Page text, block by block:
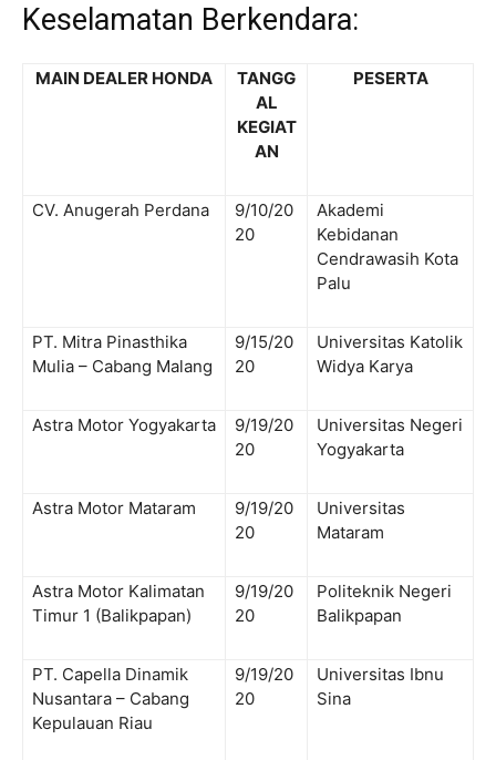
Keselamatan Berkendara:
MAIN DEALER HONDA
TANGG
AL
KEGIAT
AN
PESERTA
CV. Anugerah Perdana
9/10/20
20
Akademi
Kebidanan
Cendrawasih Kota
Palu
PT. Mitra Pinasthika
Mulia – Cabang Malang
9/15/20
20
Universitas Katolik
Widya Karya
Astra Motor Yogyakarta
9/19/20
20
Universitas Negeri
Yogyakarta
Astra Motor Mataram
9/19/20
20
Universitas
Mataram
Astra Motor Kalimatan
Timur 1 (Balikpapan)
9/19/20
20
Politeknik Negeri
Balikpapan
PT. Capella Dinamik
Nusantara – Cabang
Kepulauan Riau
9/19/20
20
Universitas Ibnu
Sina